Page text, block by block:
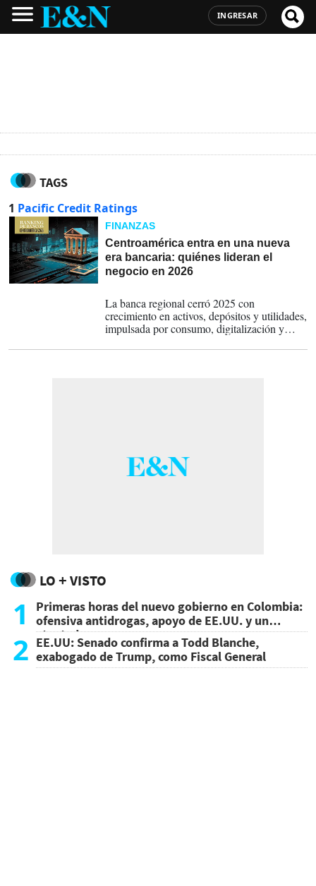
INGRESAR
TAGS
1 Pacific Credit Ratings
FINANZAS
Centroamérica entra en una nueva
era bancaria: quiénes lideran el
negocio en 2026
La banca regional cerró 2025 con
crecimiento en activos, depósitos y utilidades,
impulsada por consumo, digitalización y
escenario más desafiante: inflación, petróleo
LO + VISTO
1
Primeras horas del nuevo gobierno en Colombia:
ofensiva antidrogas, apoyo de EE.UU. y un
atentado
2 EE.UU: Senado confirma a Todd Blanche,
exabogado de Trump, como Fiscal General